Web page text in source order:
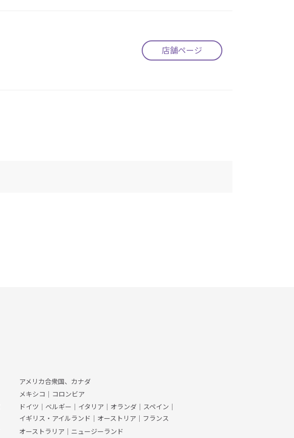
店舗ページ
アメリカ合衆国、カナダ
メキシコ ｜ コロンビア
ドイツ ｜ ベルギー ｜ イタリア ｜ オランダ ｜ スペイン ｜
イギリス・アイルランド ｜ オーストリア ｜ フランス
オーストラリア ｜ ニュージーランド